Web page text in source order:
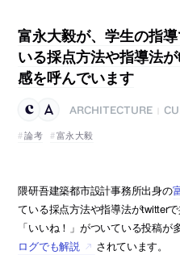
富永大毅が、学生の指
いる採点方法や指導法
感を呼んでいます
ARCHITECTURE
論考
富永大毅
隈研吾建築都市設計事務所出身の
ている採点方法や指導法がtwitter
「いいね！」がついている投稿が
ログでも解説
されています。